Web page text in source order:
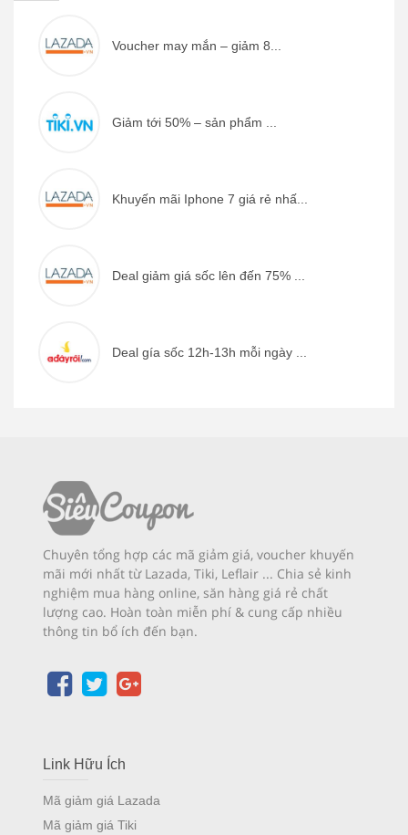
Voucher may mắn – giảm 8...
Giảm tới 50% – sản phẩm ...
Khuyến mãi Iphone 7 giá rẻ nhấ...
Deal giảm giá sốc lên đến 75% ...
Deal gía sốc 12h-13h mỗi ngày ...
Chuyên tổng hợp các mã giảm giá, voucher khuyến
mãi mới nhất từ Lazada, Tiki, Leflair ... Chia sẻ kinh
nghiệm mua hàng online, săn hàng giá rẻ chất
lượng cao. Hoàn toàn miễn phí & cung cấp nhiều
thông tin bổ ích đến bạn.
Link Hữu Ích
Mã giảm giá Lazada
Mã giảm giá Tiki